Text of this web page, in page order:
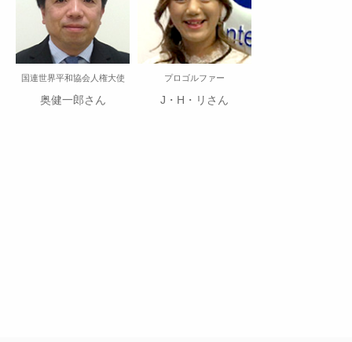
国連世界平和協会人権大使
奥健一郎さん
プロゴルファー
J・H・リさん